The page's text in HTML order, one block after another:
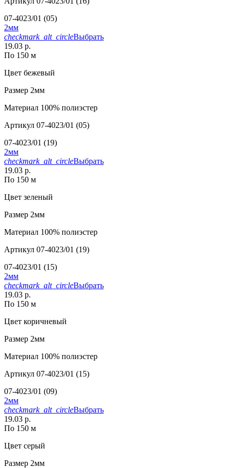
07-4023/01 (05)
2мм
checkmark_alt_circleВыбрать
19.03 р.
По 150 м
Цвет бежевый
Размер 2мм
Материал 100% полиэстер
Артикул 07-4023/01 (05)
07-4023/01 (19)
2мм
checkmark_alt_circleВыбрать
19.03 р.
По 150 м
Цвет зеленый
Размер 2мм
Материал 100% полиэстер
Артикул 07-4023/01 (19)
07-4023/01 (15)
2мм
checkmark_alt_circleВыбрать
19.03 р.
По 150 м
Цвет коричневый
Размер 2мм
Материал 100% полиэстер
Артикул 07-4023/01 (15)
07-4023/01 (09)
2мм
checkmark_alt_circleВыбрать
19.03 р.
По 150 м
Цвет серый
Размер 2мм